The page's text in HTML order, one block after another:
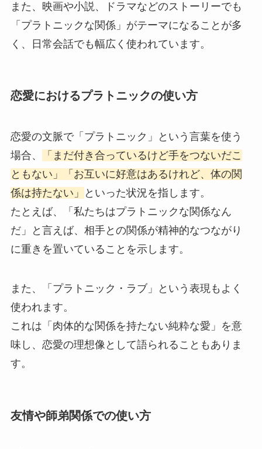
また、映画や小説、ドラマなどのストーリーでも
「プラトニックな関係」がテーマになることが多
く、日常会話でも幅広く使われています。
恋愛におけるプラトニックの使い方
恋愛の文脈で「プラトニック」という言葉を使う
場合、
「まだ付き合っているけど手をつないだこ
ともない」「お互いに好意はあるけれど、体の関
係は持たない」
といった状況を指します。
たとえば、「私たちはプラトニックな関係なん
だ」と言えば、相手との関係が精神的なつながり
に重きを置いていることを示します。
また、「プラトニック・ラブ」という表現もよく
使われます。
これは「肉体的な関係を持たない純粋な愛」を意
味し、恋愛の理想像として語られることもありま
す。
友情や師弟関係での使い方